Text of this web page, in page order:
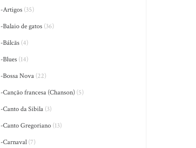
-Artigos (35)
-Balaio de gatos (36)
-Bálcãs (4)
-Blues (14)
-Bossa Nova (22)
-Canção francesa (Chanson) (5)
-Canto da Sibila (3)
-Canto Gregoriano (13)
-Carnaval (7)